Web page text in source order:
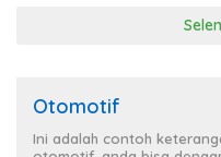
Otomotif
Ini adalah contoh